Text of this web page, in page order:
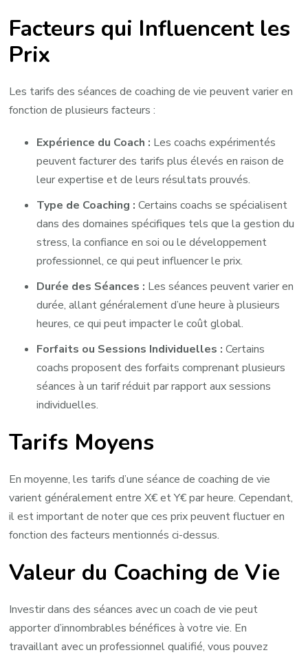
Facteurs qui Influencent les
Prix
Les tarifs des séances de coaching de vie peuvent varier en
fonction de plusieurs facteurs :
Expérience du Coach : Les coachs expérimentés
peuvent facturer des tarifs plus élevés en raison de
leur expertise et de leurs résultats prouvés.
Type de Coaching : Certains coachs se spécialisent
dans des domaines spécifiques tels que la gestion du
stress, la confiance en soi ou le développement
professionnel, ce qui peut influencer le prix.
Durée des Séances : Les séances peuvent varier en
durée, allant généralement d’une heure à plusieurs
heures, ce qui peut impacter le coût global.
Forfaits ou Sessions Individuelles : Certains
coachs proposent des forfaits comprenant plusieurs
séances à un tarif réduit par rapport aux sessions
individuelles.
Tarifs Moyens
En moyenne, les tarifs d’une séance de coaching de vie
varient généralement entre X€ et Y€ par heure. Cependant,
il est important de noter que ces prix peuvent fluctuer en
fonction des facteurs mentionnés ci-dessus.
Valeur du Coaching de Vie
Investir dans des séances avec un coach de vie peut
apporter d’innombrables bénéfices à votre vie. En
travaillant avec un professionnel qualifié, vous pouvez